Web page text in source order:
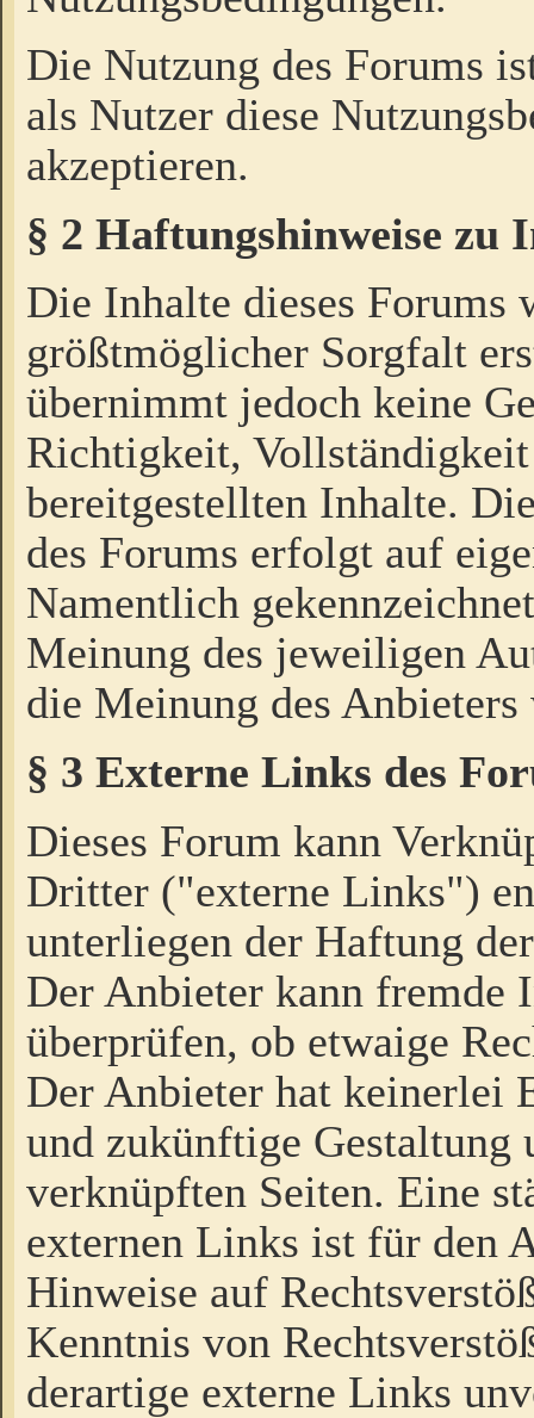
Die Nutzung des Forums
als Nutzer diese
akzeptieren.
§ 2 Haftungshinweise zu
Die Inhalte dieses Forums
größtmöglicher Sorgfalt
übernimmt jedoch keine
Richtigkeit,
bereitgestellten Inhalte.
des Forums erfolgt auf
Namentlich
Meinung des jeweiligen
die Meinung des Anbieters
§ 3 Externe Links des
Dieses Forum kann
Dritter ("externe Links")
unterliegen der Haftung
Der Anbieter kann fremde
überprüfen, ob etwaige
Der Anbieter hat keinerlei
und zukünftige Gestaltung
verknüpften Seiten. Eine
externen Links ist für den
Hinweise auf
Kenntnis von
derartige externe Links